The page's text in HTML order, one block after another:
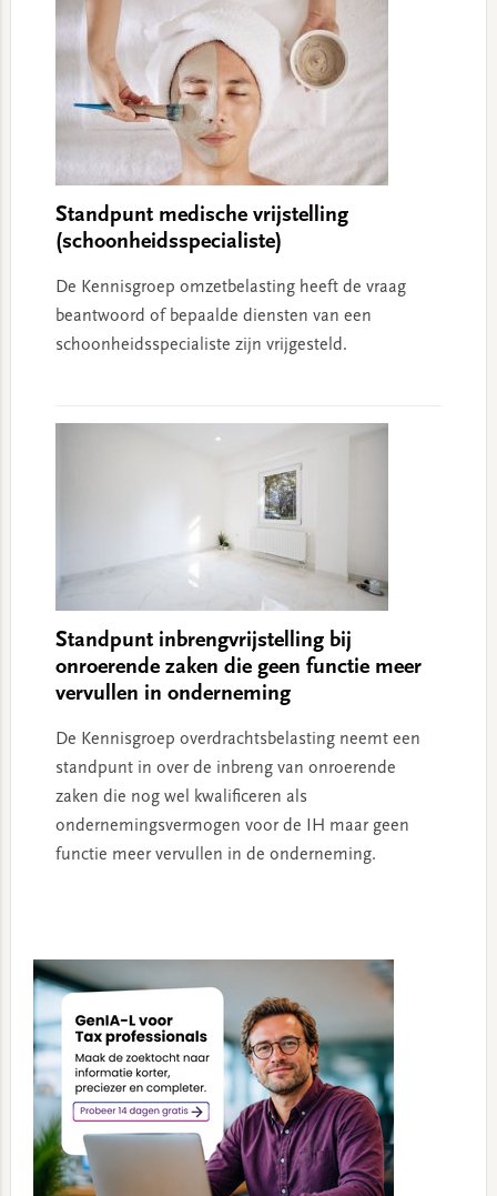
Standpunt medische vrijstelling
(schoonheidsspecialiste)
De Kennisgroep omzetbelasting heeft de vraag
beantwoord of bepaalde diensten van een
schoonheidsspecialiste zijn vrijgesteld.
Standpunt inbrengvrijstelling bij
onroerende zaken die geen functie meer
vervullen in onderneming
De Kennisgroep overdrachtsbelasting neemt een
standpunt in over de inbreng van onroerende
zaken die nog wel kwalificeren als
ondernemingsvermogen voor de IH maar geen
functie meer vervullen in de onderneming.
Sidebar